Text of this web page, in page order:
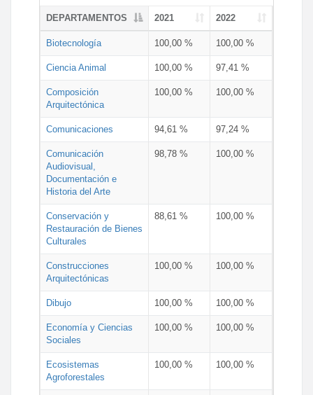
DEPARTAMENTOS 2021 2022
Biotecnología 100,00 % 100,00 %
Ciencia Animal 100,00 % 97,41 %
Composición
Arquitectónica
100,00 % 100,00 %
Comunicaciones 94,61 % 97,24 %
Comunicación
Audiovisual,
Documentación e
Historia del Arte
98,78 % 100,00 %
Conservación y
Restauración de Bienes
Culturales
88,61 % 100,00 %
Construcciones
Arquitectónicas
100,00 % 100,00 %
Dibujo 100,00 % 100,00 %
Economía y Ciencias
Sociales
100,00 % 100,00 %
Ecosistemas
Agroforestales
100,00 % 100,00 %